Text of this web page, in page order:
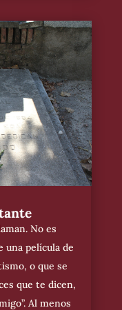
No es
una película de
o que se
que te dicen,
Al menos